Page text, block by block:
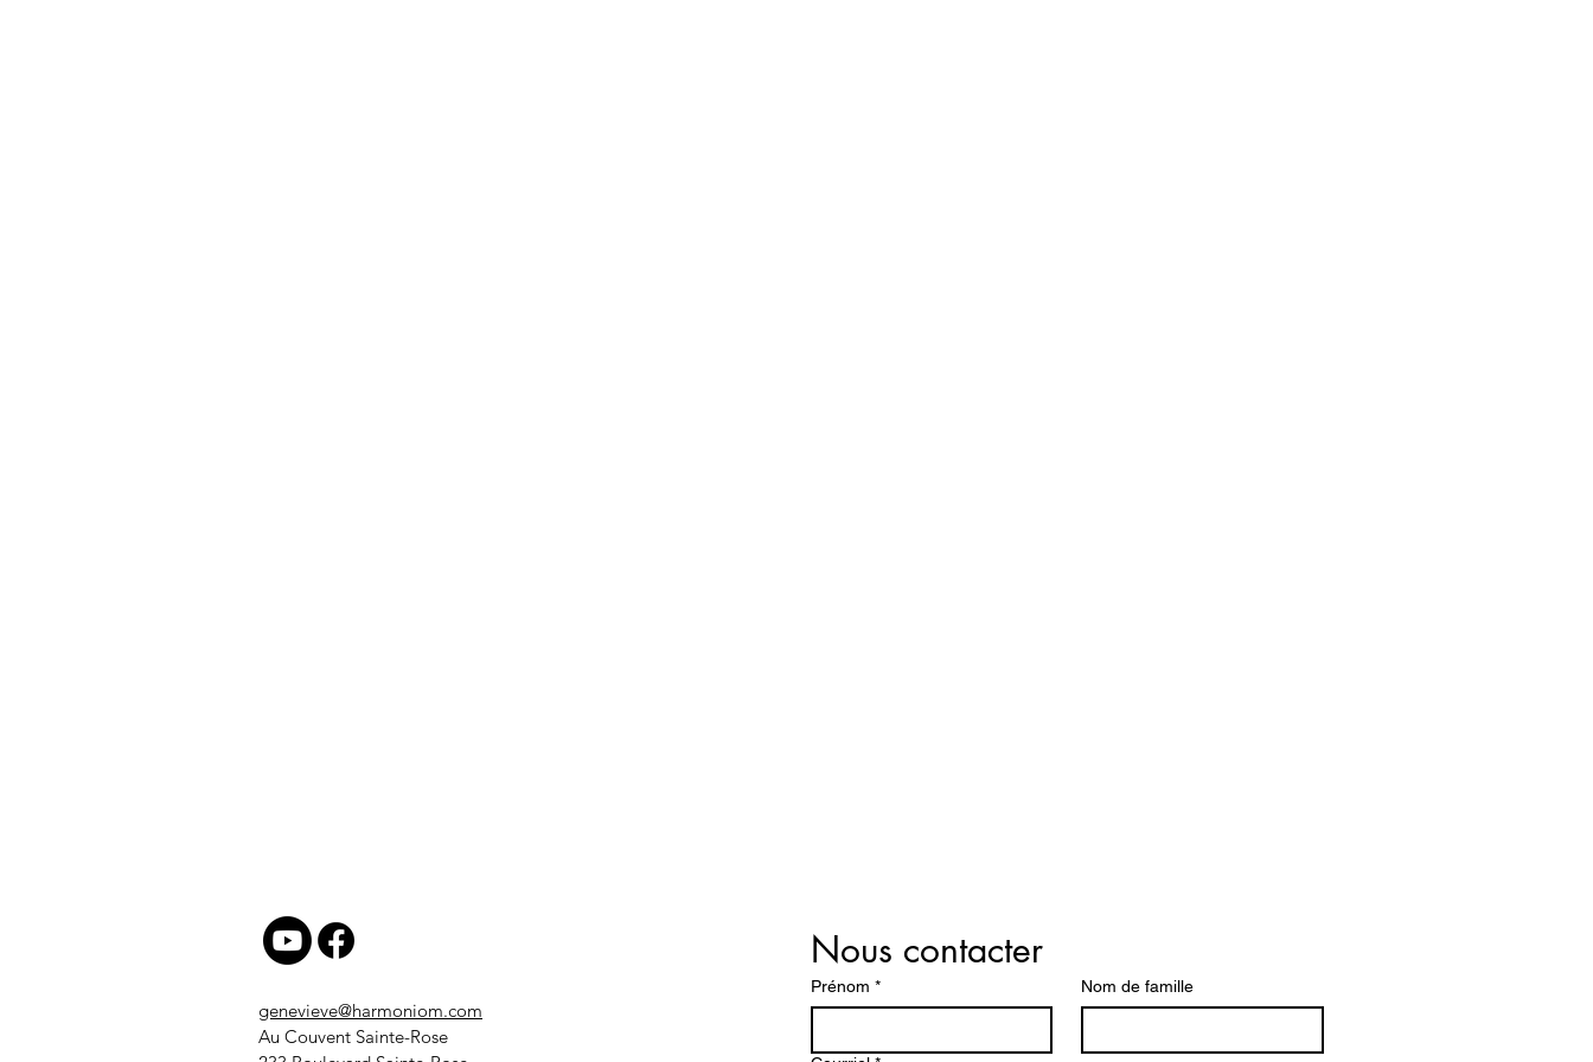
genevieve@harmoniom.com
Au Couvent Sainte-Rose
Nous contacter
Prénom * Nom de famille